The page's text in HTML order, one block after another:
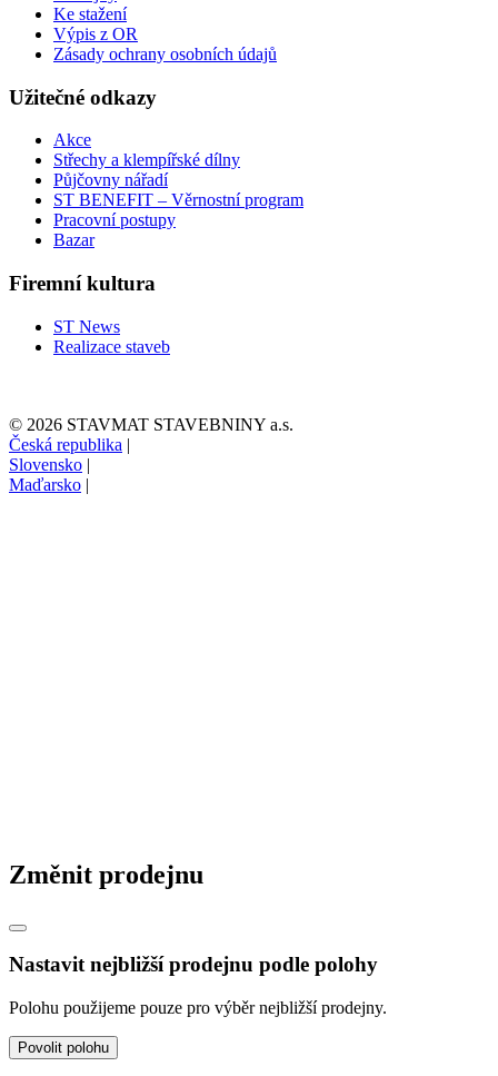
Ke stažení
Výpis z OR
Zásady ochrany osobních údajů
Užitečné odkazy
Akce
Střechy a klempířské dílny
Půjčovny nářadí
ST BENEFIT – Věrnostní program
Pracovní postupy
Bazar
Firemní kultura
ST News
Realizace staveb
© 2026 STAVMAT STAVEBNINY a.s.
Česká republika |
Slovensko |
Maďarsko |
Změnit prodejnu
Nastavit nejbližší prodejnu podle polohy
Polohu použijeme pouze pro výběr nejbližší prodejny.
Povolit polohu